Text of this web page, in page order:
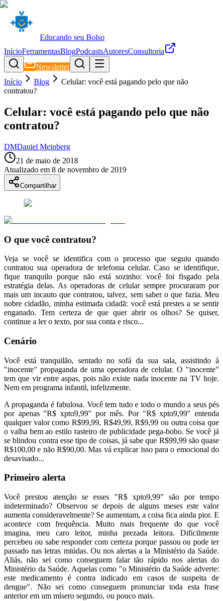
Educando seu Bolso
InícioFerramentasBlogPodcastsAutoresConsultoria
Newsletter
Início
Blog
Celular: você está pagando pelo que não
contratou?
Celular: você está pagando pelo que não
contratou?
DMDaniel Meinberg
21 de maio de 2018
Atualizado em 8 de novembro de 2019
Compartilhar
O que você contratou?
Veja se você se identifica com o processo que seguiu quando
contratou sua operadora de telefonia celular. Caso se identifique,
fique tranquilo porque não está sozinho: você foi fisgado pela
estratégia delas. As operadoras de celular sempre procuraram por
mais um incauto que contratou, talvez, sem saber o que fazia. Meu
nobre cidadão, minha estimada cidadã: você está prestes a se sentir
enganado. Tem certeza de que quer abrir os olhos? Se quiser,
continue a ler o texto, por sua conta e risco...
Cenário
Você está tranquilão, sentado no sofá da sua sala, assistindo à
"inocente" propaganda de uma operadora de celular. O "inocente"
tem que vir entre aspas, pois não existe nada inocente na TV hoje.
Nem em programa infantil, infelizmente.
A propaganda é fabulosa. Você tem tudo e todo o mundo a seus pés
por apenas "R$ xpto9,99" por mês. Por "R$ xpto9,99" entenda
qualquer valor como R$99,99, R$49,99, R$9,99 ou outra coisa que
o valha bem ao estilo rasteiro de publicidade pega-bobo. Se você já
se blindou contra esse tipo de coisas, já sabe que R$99,99 são quase
R$100,00 e não R$90,00. Mas vá explicar isso para o emocional do
desavisado...
Primeiro alerta
Você prestou atenção se esses "R$ xpto9,99" são por tempo
indeterminado? Observou se depois de alguns meses este valor
aumenta consideravelmente? Se aumentam, a coisa fica ainda pior. E
acontece com frequência. Muito mais frequente do que você
imagina, meu caro leitor, minha prezada leitora. Dificilmente
percebeu ou sabe responder com certeza porque passou ou pode ter
passado nas letras miúdas. Ou nos alertas a la Ministério da Saúde.
Aliás, não sei como conseguem falar tão rápido nos alertas do
Ministério da Saúde. Aquelas como "o Ministério da Saúde adverte:
este medicamento é contra indicado em casos de suspeita de
dengue". Não sei como conseguem pronunciar toda esta frase
anterior em um mísero segundo, ou pouco mais.